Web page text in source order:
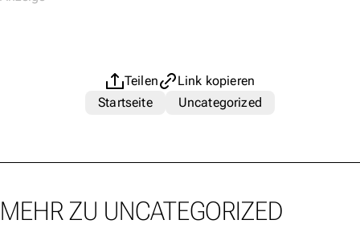
Teilen
Link kopieren
Startseite
Uncategorized
MEHR ZU UNCATEGORIZED